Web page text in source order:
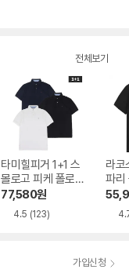
전체보기
타미힐피거 1+1 스
몰로고 피케 폴로
셔츠 PK 반팔_13H1
77,580원
4.5 (123)
라코
파리
가입신청